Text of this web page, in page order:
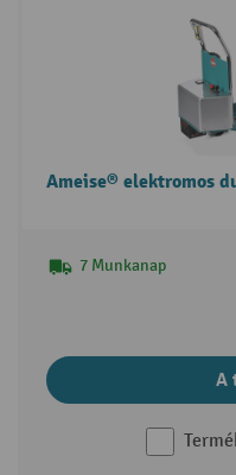
Ameise® elektromos
7 Munkanap
A